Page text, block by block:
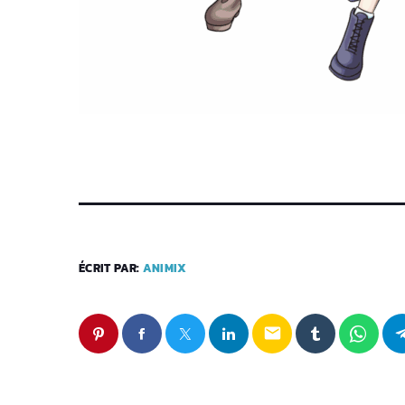
ÉCRIT PAR: ANIMIX
email